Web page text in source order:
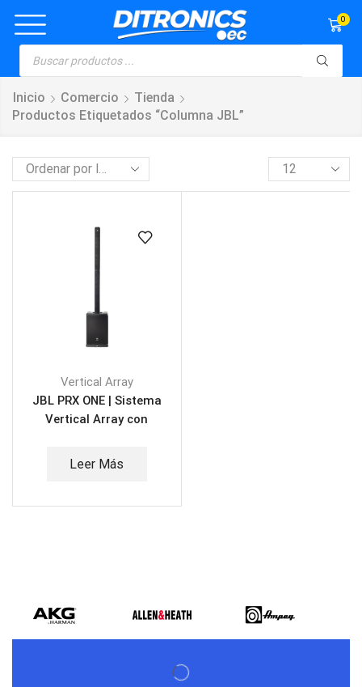
0
Inicio Comercio
Tienda
Productos Etiquetados “columna JBL”
Vertical Array
JBL PRX ONE | Sistema
Vertical Array con
Leer Más